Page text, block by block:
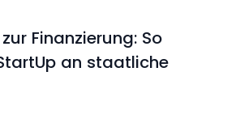
Finanzierung: So
an staatliche